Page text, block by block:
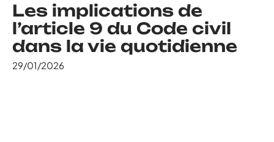
Les implications de
l’article 9 du Code civil
dans la vie quotidienne
29/01/2026